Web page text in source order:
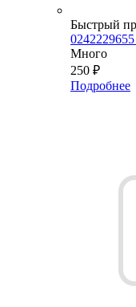
Быстрый
Много
250 ₽
Подробнее